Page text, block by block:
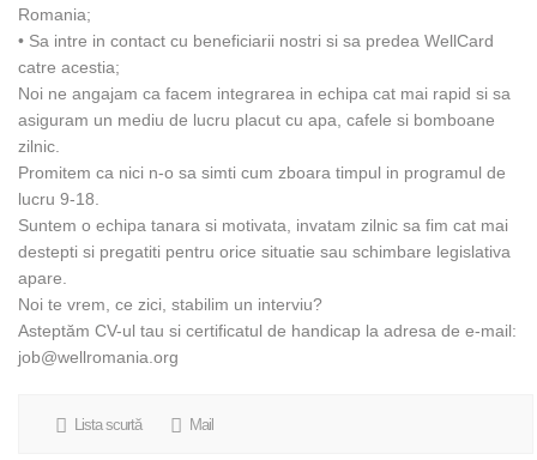
Romania;
• Sa intre in contact cu beneficiarii nostri si sa predea WellCard
catre acestia;
Noi ne angajam ca facem integrarea in echipa cat mai rapid si sa
asiguram un mediu de lucru placut cu apa, cafele si bomboane
zilnic.
Promitem ca nici n-o sa simti cum zboara timpul in programul de
lucru 9-18.
Suntem o echipa tanara si motivata, invatam zilnic sa fim cat mai
destepti si pregatiti pentru orice situatie sau schimbare legislativa
apare.
Noi te vrem, ce zici, stabilim un interviu?
Asteptăm CV-ul tau si certificatul de handicap la adresa de e-mail:
job@wellromania.org
Lista scurtă Mail